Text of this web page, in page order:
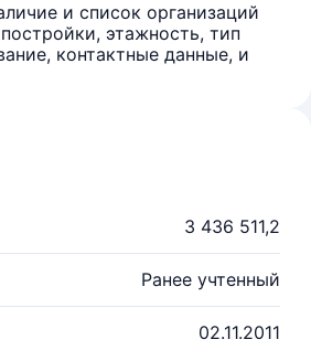
и список организаций
этажность, тип
контактные данные, и
3 436 511,2
Ранее учтенный
02.11.2011